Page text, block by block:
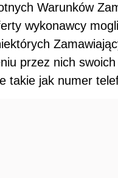
Warunków
wykonawcy
przez nich
takie jak numer